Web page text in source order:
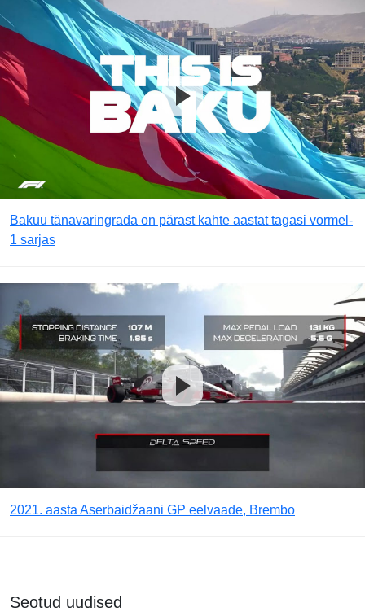
Bakuu tänavaringrada on pärast kahte aastat tagasi vormel-
1 sarjas
2021. aasta Aserbaidžaani GP eelvaade, Brembo
Seotud uudised